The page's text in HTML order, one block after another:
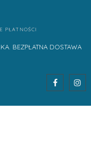
PŁATNOŚCI
BEZPŁATNA DOSTAWA